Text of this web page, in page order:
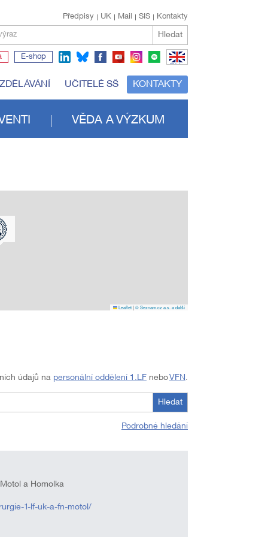
Kontakty
SIS
Mail
UK
Předpisy
Hledat
E-shop
EN
UČITELÉ SŠ KONTAKTY
VĚDA A VÝZKUM
Leaflet|© Seznam.cz a.s. a další
údajů na personální oddělení 1.LF neboVFN .
Hledat
Podrobné hledání
a Homolka
1-lf-uk-a-fn-motol/